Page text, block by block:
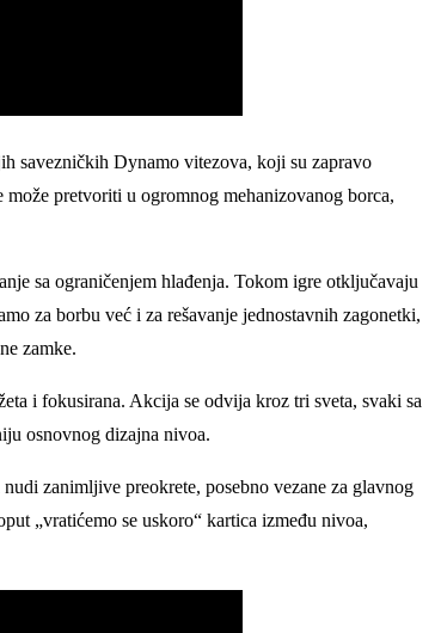
savezničkih Dynamo vitezova, koji su zapravo
pretvoriti u ogromnog mehanizovanog borca,
sa ograničenjem hlađenja. Tokom igre otključavaju
za borbu već i za rešavanje jednostavnih zagonetki,
zamke.
i fokusirana. Akcija se odvija kroz tri sveta, svaki sa
osnovnog dizajna nivoa.
zanimljive preokrete, posebno vezane za glavnog
„vratićemo se uskoro“ kartica između nivoa,